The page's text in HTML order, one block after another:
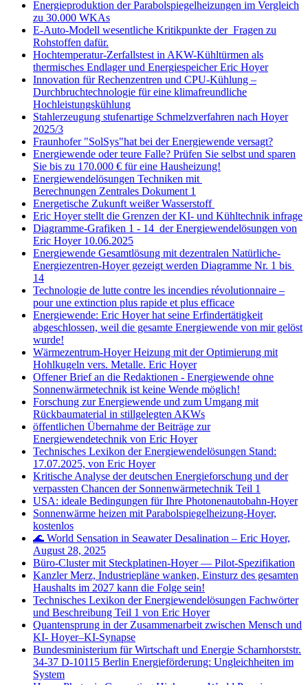
Energieproduktion der Parabolspiegelheizungen im Vergleich
zu 30.000 WKAs
E-Auto-Modell wesentliche Kritikpunkte der Fragen zu
Rohstoffen dafür.
Hochtemperatur-Zerfallstest in AKW-Kühltürmen als
thermisches Endlager und Energiespeicher Eric Hoyer
Innovation für Rechenzentren und CPU-Kühlung –
Durchbruchtechnologie für eine klimafreundliche
Hochleistungskühlung
Stahlerzeugung stufenartige Schmelzverfahren nach Hoyer
2025/3
Fraunhofer "SolSys"hat bei der Energiewende versagt?
Energiewende oder teure Falle? Prüfen Sie selbst und sparen
Sie bis zu 170.000 € für eine Hausheizung!
Energiewendelösungen Techniken mit
Berechnungen Zentrales Dokument 1
Energetische Zukunft weißer Wasserstoff
Eric Hoyer stellt die Grenzen der KI- und Kühltechnik infrage
Diagramme-Grafiken 1 - 14 der Energiewendelösungen von
Eric Hoyer 10.06.2025
Energiewende Gesamtlösung mit dezentralen Natürliche-
Energiezentren-Hoyer gezeigt werden Diagramme Nr. 1 bis
14
Technologie de lutte contre les incendies révolutionnaire –
pour une extinction plus rapide et plus efficace
Energiewende: Eric Hoyer hat seine Erfindertätigkeit
abgeschlossen, weil die gesamte Energiewende von mir gelöst
wurde!
Wärmezentrum-Hoyer Heizung mit der Optimierung mit
Hohlkugeln vers. Metalle. Eric Hoyer
Offener Brief an die Redaktionen - Energiewende ohne
Sonnenwärmetechnik ist keine Wende möglich!
Forschung zur Energiewende und zum Umgang mit
Rückbaumaterial in stillgelegten AKWs
öffentlichen Übernahme der Beiträge zur
Energiewendetechnik von Eric Hoyer
Technisches Lexikon der Energiewendelösungen Stand:
17.07.2025, von Eric Hoyer
Kritische Analyse der deutschen Energieforschung und der
verpassten Chancen der Sonnenwärmetechnik Teil 1
USA: ideale Bedingungen für Ihre Photonenautobahn-Hoyer
Sonnenwärme heizen mit Parabolspiegelheizung-Hoyer,
kostenlos
🌊 World Sensation in Seawater Desalination – Eric Hoyer,
August 28, 2025
Büro‑Cluster mit Steckplatinen‑Hoyer — Pilot‑Spezifikation
Kanzler Merz, Industriepläne wanken, Einsturz des gesamten
Haushalts im 2027 kann die Folge sein!
Technisches Lexikon der Energiewendelösungen Fachwörter
und Beschreibung Teil 1 von Eric Hoyer
Quantensprung in der Zusammenarbeit zwischen Mensch und
KI- Hoyer–KI-Synapse
Bundesministerium für Wirtschaft und Energie Scharnhorststr.
34-37 D-10115 Berlin Energieförderung: Ungleichheiten im
System